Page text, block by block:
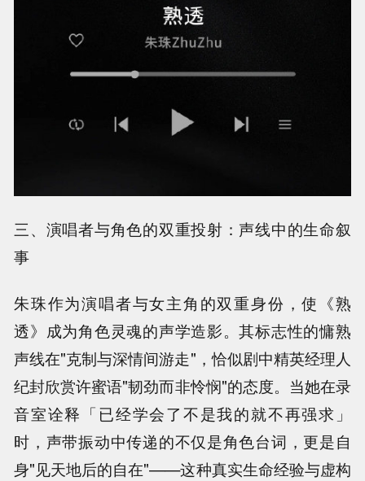
三、演唱者与角色的双重投射：声线中的生命叙
事
朱珠作为演唱者与女主角的双重身份，使《熟
透》成为角色灵魂的声学造影。其标志性的慵熟
声线在"克制与深情间游走"，恰似剧中精英经理人
纪封欣赏许蜜语"韧劲而非怜悯"的态度。当她在录
音室诠释「已经学会了不是我的就不再强求」
时，声带振动中传递的不仅是角色台词，更是自
身"见天地后的自在"——这种真实生命经验与虚构